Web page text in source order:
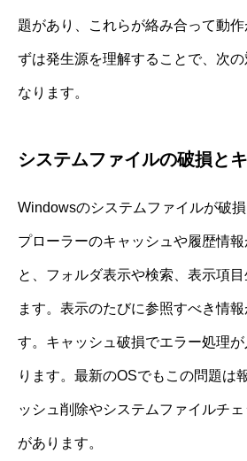
題があり、これらが絡み合って動
ずは発生源を理解することで、次
なります。
システムファイルの破損と
Windowsのシステムファイルが破
プローラーのキャッシュや履歴情
と、フォルダ表示や検索、表示項
ます。表示のたびに参照すべき情
す。キャッシュ破損でエラー処理
ります。最新のOSでもこの問題は
ッシュ削除やシステムファイルチ
があります。